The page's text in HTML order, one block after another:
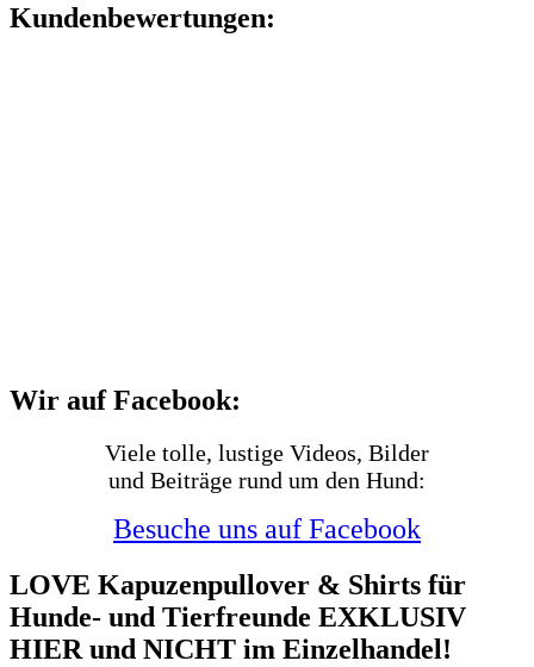
Kundenbewertungen:
Wir auf Facebook:
Viele tolle, lustige Videos, Bilder
und Beiträge rund um den Hund:
Besuche uns auf Facebook
LOVE Kapuzenpullover & Shirts für
Hunde- und Tierfreunde EXKLUSIV
HIER und NICHT im Einzelhandel!